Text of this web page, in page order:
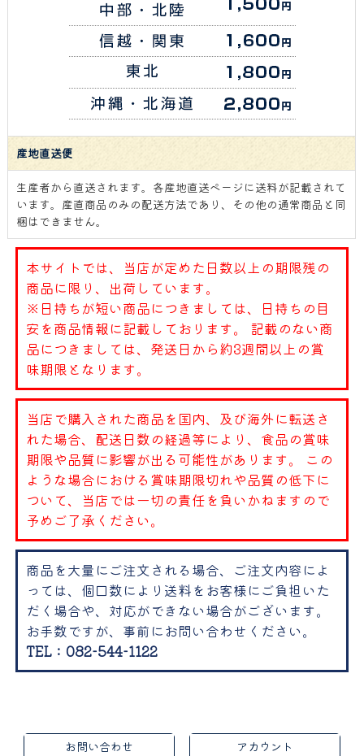
産地直送便
生産者から直送されます。各産地直送ページに送料が記載されて
います。産直商品のみの配送方法であり、その他の通常商品と同
梱はできません。
本サイトでは、当店が定めた日数以上の期限残の
商品に限り、出荷しています。
※日持ちが短い商品につきましては、日持ちの目
安を商品情報に記載しております。 記載のない商
品につきましては、発送日から約3週間以上の賞
味期限となります。
当店で購入された商品を国内、及び海外に転送さ
れた場合、配送日数の経過等により、食品の賞味
期限や品質に影響が出る可能性があります。 この
ような場合における賞味期限切れや品質の低下に
ついて、当店では一切の責任を負いかねますので
予めご了承ください。
商品を大量にご注文される場合、ご注文内容によ
っては、個口数により送料をお客様にご負担いた
だく場合や、対応ができない場合がございます。
お手数ですが、事前にお問い合わせください。
TEL：082-544-1122
お問い合わせ アカウント